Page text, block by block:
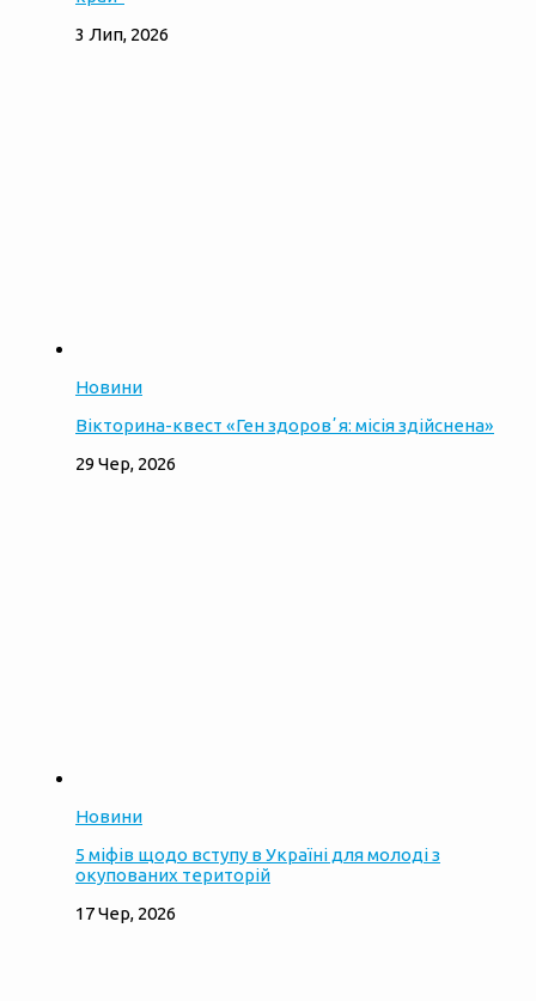
3 Лип, 2026
Новини
Вікторина-квест «Ген здоровʼя: місія здійснена»
29 Чер, 2026
Новини
5 міфів щодо вступу в Україні для молоді з
окупованих територій
17 Чер, 2026